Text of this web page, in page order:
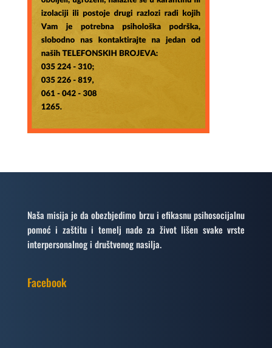
Naša misija je da obezbjedimo brzu i efikasnu psihosocijalnu
pomoć i zaštitu i temelj nade za život lišen svake vrste
interpersonalnog i društvenog nasilja.
Facebook